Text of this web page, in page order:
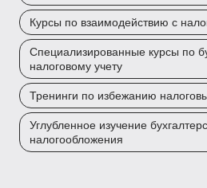
Курсы по взаимодействию с
Специализированные курсы по
налоговому учету
Тренинги по избежанию
Углубленное изучение
налогообложения